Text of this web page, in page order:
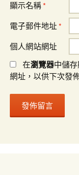
顯示名稱 *
電子郵件地址 *
個人網站網址
在瀏覽器中儲
網址，以供下次發